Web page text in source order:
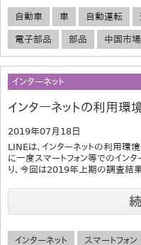
自動車 車 自動運転
電子部品 部品 中国市場
インターネット
インターネットの利用
2019年07月18日
LINEは、インターネットの利用環
に一度スマートフォン等でのイン
り、今回は2019年上期の調査結
インターネット スマートフォン